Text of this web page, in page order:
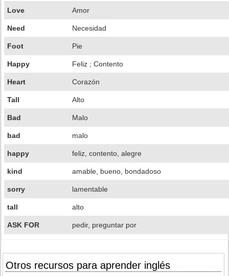
Love Amor
Need Necesidad
Foot Pie
Happy Feliz ; Contento
Heart Corazón
Tall Alto
Bad Malo
bad malo
happy feliz, contento, alegre
kind amable, bueno, bondadoso
sorry lamentable
tall alto
ASK FOR pedir, preguntar por
Otros recursos para aprender inglés